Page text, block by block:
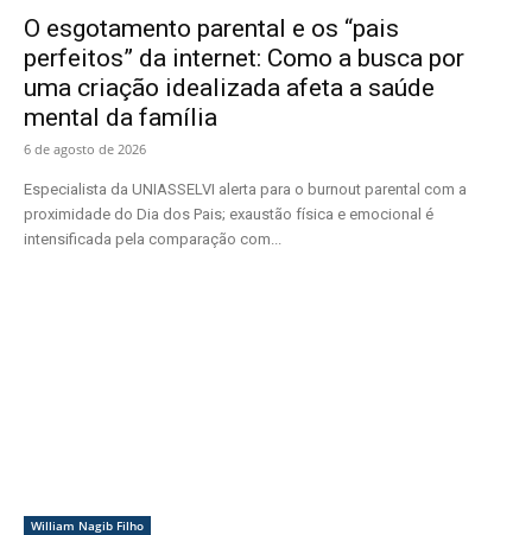
O esgotamento parental e os “pais
perfeitos” da internet: Como a busca por
uma criação idealizada afeta a saúde
mental da família
6 de agosto de 2026
Especialista da UNIASSELVI alerta para o burnout parental com a
proximidade do Dia dos Pais; exaustão física e emocional é
intensificada pela comparação com...
William Nagib Filho